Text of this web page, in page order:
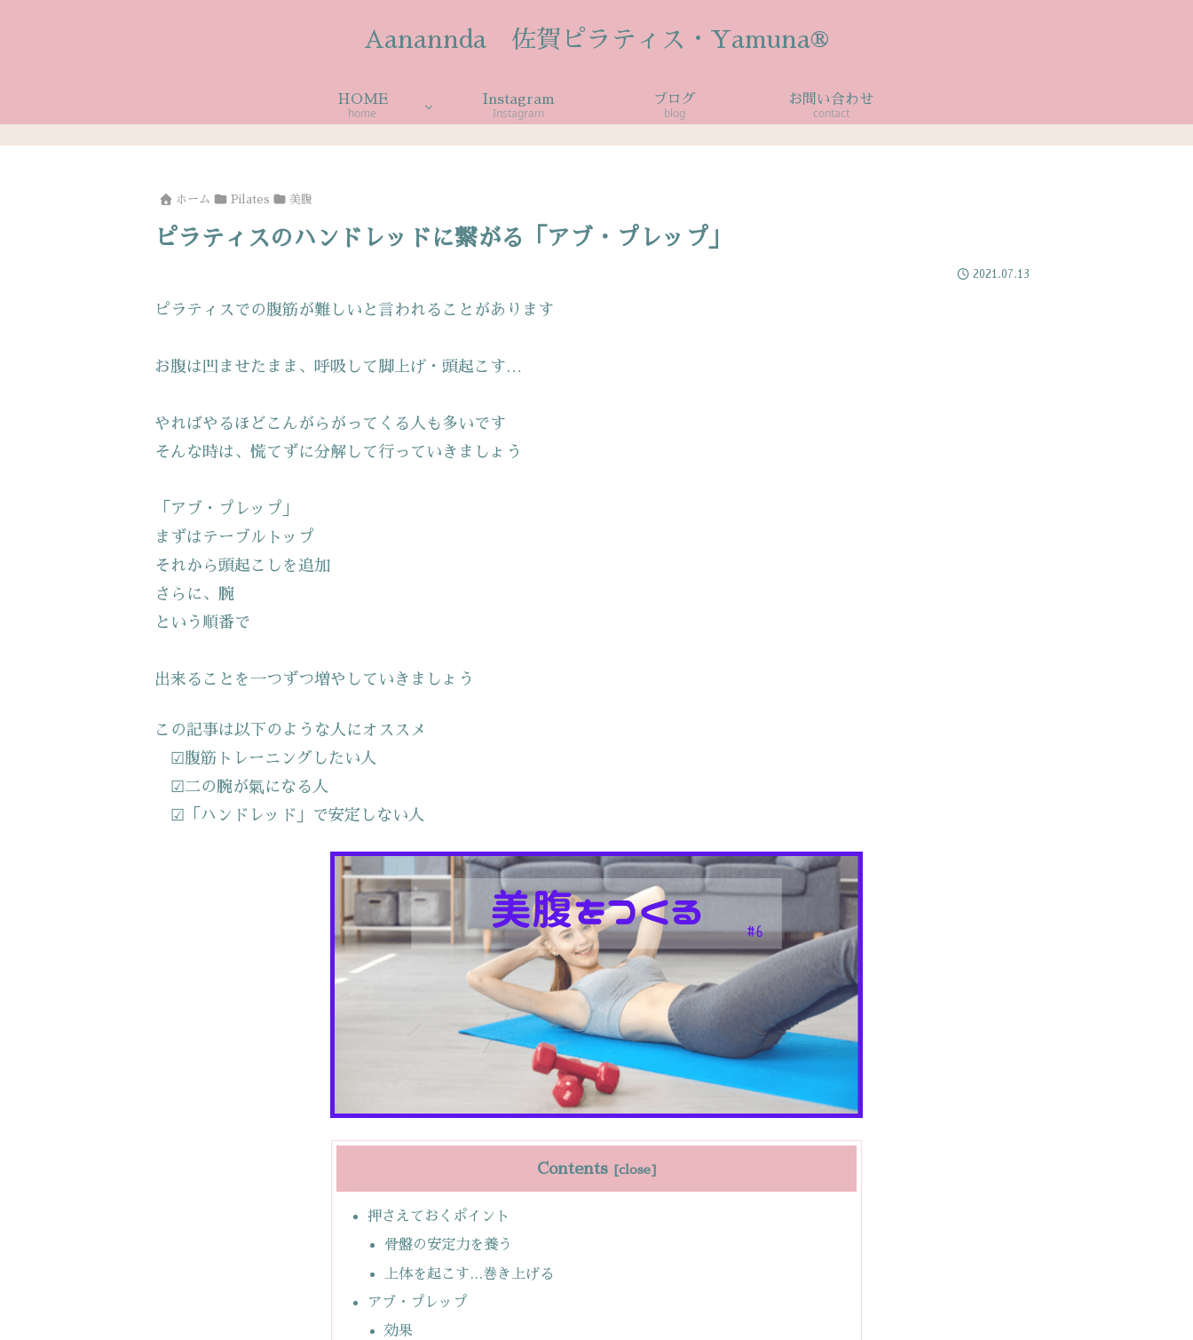
Aanannda 佐賀ピラティス・Yamuna®
HOME
home
Instagram
Instagram
ブログ
blog
お問い合わせ
contact
ホーム Pilates 美腹
ピラティスのハンドレッドに繋がる「アブ・プレップ」
2021.07.13
ピラティスでの腹筋が難しいと言われることがあります
お腹は凹ませたまま、呼吸して脚上げ・頭起こす…
やればやるほどこんがらがってくる人も多いです
そんな時は、慌てずに分解して行っていきましょう
「アブ・プレップ」
まずはテーブルトップ
それから頭起こしを追加
さらに、腕
という順番で
出来ることを一つずつ増やしていきましょう
この記事は以下のような人にオススメ
☑腹筋トレーニングしたい人
☑二の腕が氣になる人
☑「ハンドレッド」で安定しない人
Contents
押さえておくポイント
骨盤の安定力を養う
上体を起こす…巻き上げる
アブ・プレップ
効果